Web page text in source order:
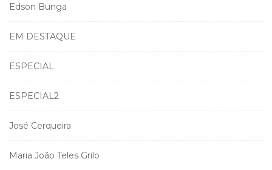
Edson Bunga
EM DESTAQUE
ESPECIAL
ESPECIAL2
José Cerqueira
Maria João Teles Grilo